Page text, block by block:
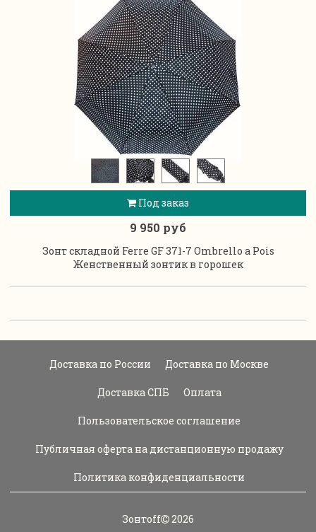
Под заказ
9 950 руб
Зонт складной Ferre GF 371-7 Ombrello a Pois
Женственный зонтик в горошек
Доставка по России Доставка по Москве
Доставка СПБ Оплата
Пользовательское соглашение
Публичная оферта на дистанционную продажу
Политика конфиденциальности
Зонтoff 2026